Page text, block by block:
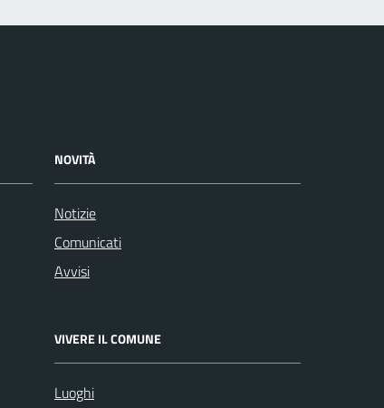
NOVITÀ
Notizie
Comunicati
Avvisi
VIVERE IL COMUNE
Luoghi